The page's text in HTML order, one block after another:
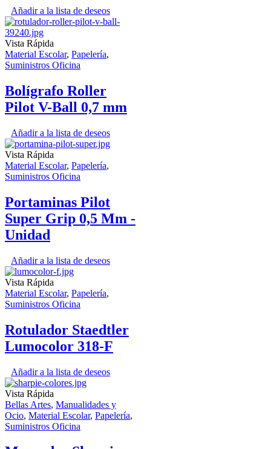
Añadir a la lista de deseos
Vista Rápida
Material Escolar, Papelería,
Suministros Oficina
Bolígrafo Roller
Pilot V-Ball 0,7 mm
Añadir a la lista de deseos
Vista Rápida
Material Escolar, Papelería,
Suministros Oficina
Portaminas Pilot
Super Grip 0,5 Mm -
Unidad
Añadir a la lista de deseos
Vista Rápida
Material Escolar, Papelería,
Suministros Oficina
Rotulador Staedtler
Lumocolor 318-F
Añadir a la lista de deseos
Vista Rápida
Bellas Artes, Manualidades y
Ocio, Material Escolar, Papelería,
Suministros Oficina